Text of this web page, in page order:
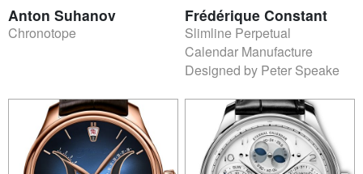
Anton Suhanov
Chronotope
Frédérique Constant
Slimline Perpetual
Calendar Manufacture
Designed by Peter Speake